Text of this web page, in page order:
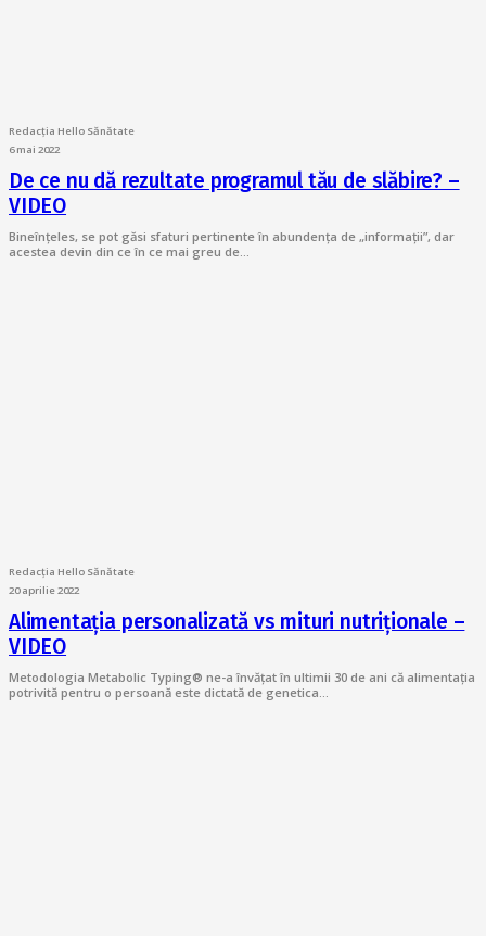
Redacția Hello Sănătate
6 mai 2022
De ce nu dă rezultate programul tău de slăbire? –
VIDEO
Bineînțeles, se pot găsi sfaturi pertinente în abundența de „informații”, dar
acestea devin din ce în ce mai greu de…
Redacția Hello Sănătate
20 aprilie 2022
Alimentația personalizată vs mituri nutriționale –
VIDEO
Metodologia Metabolic Typing® ne-a învățat în ultimii 30 de ani că alimentația
potrivită pentru o persoană este dictată de genetica…